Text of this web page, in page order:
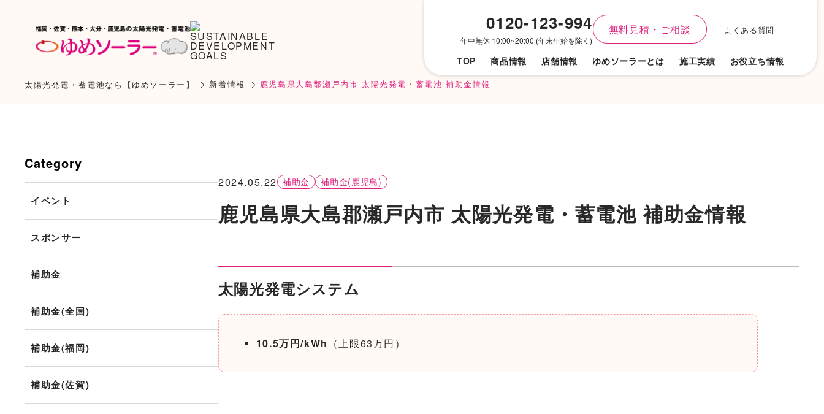
TOP 商品情報 店舗情報 ゆめソーラーとは 施工実績 お役立ち情報
0120-123-994
年中無休 10:00~20:00 (年末年始を除く)
無料見積・ご相談 よくある質問
太陽光発電・蓄電池なら【ゆめソーラー】 新着情報 鹿児島県大島郡瀬戸内市 太陽光発電・蓄電池 補助金情報
Category
イベント
スポンサー
補助金
補助金(全国)
補助金(福岡)
補助金(佐賀)
2024.05.22 補助金 補助金(鹿児島)
鹿児島県大島郡瀬戸内市 太陽光発電・蓄電池 補助金情報
太陽光発電システム
10.5万円/kWh （上限63万円）